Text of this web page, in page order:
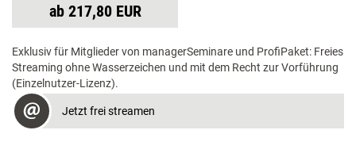
ab 217,80 EUR
Exklusiv für Mitglieder von managerSeminare und ProfiPaket: Freies
Streaming ohne Wasserzeichen und mit dem Recht zur Vorführung
(Einzelnutzer-Lizenz).
Jetzt frei streamen